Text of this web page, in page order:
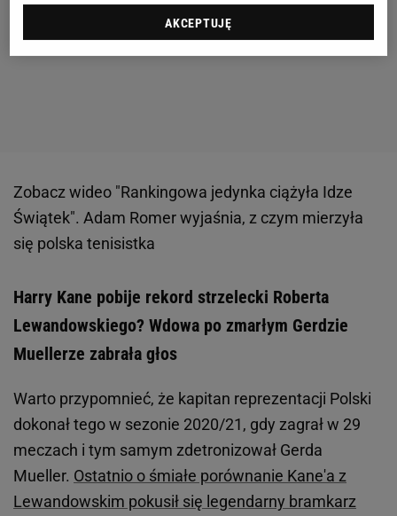
Zobacz wideo "Rankingowa jedynka ciążyła Idze
Świątek". Adam Romer wyjaśnia, z czym mierzyła
się polska tenisistka
Harry Kane pobije rekord strzelecki Roberta
Lewandowskiego? Wdowa po zmarłym Gerdzie
Muellerze zabrała głos
Warto przypomnieć, że kapitan reprezentacji Polski
dokonał tego w sezonie 2020/21, gdy zagrał w 29
meczach i tym samym zdetronizował Gerda
Mueller. Ostatnio o śmiałe porównanie Kane'a z
Lewandowskim pokusił się legendarny bramkarz
AKCEPTUJĘ